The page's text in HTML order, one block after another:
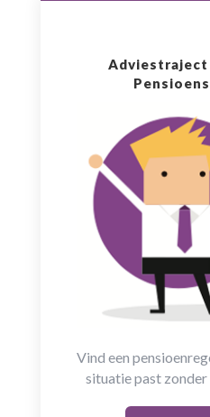
Vind een
situatie past